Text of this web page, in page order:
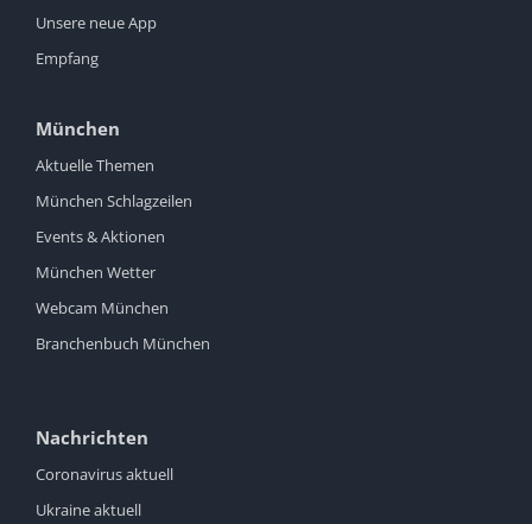
Unsere neue App
Empfang
München
Aktuelle Themen
München Schlagzeilen
Events & Aktionen
München Wetter
Webcam München
Branchenbuch München
Nachrichten
Coronavirus aktuell
Ukraine aktuell